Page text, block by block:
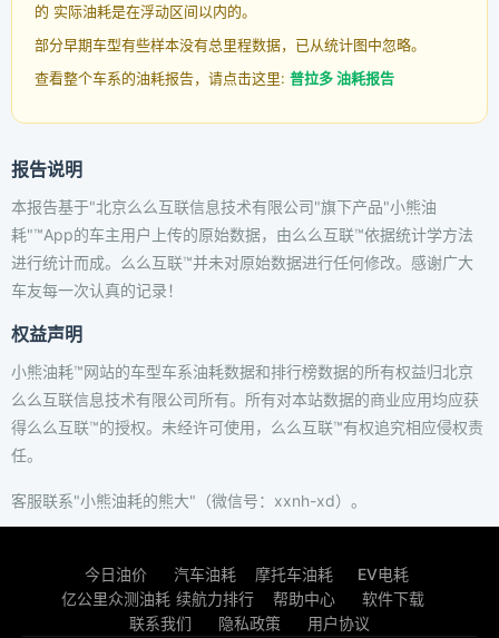
的 实际油耗是在浮动区间以内的。
部分早期车型有些样本没有总里程数据，已从统计图中忽略。
查看整个车系的油耗报告，请点击这里: 普拉多 油耗报告
报告说明
本报告基于"北京么么互联信息技术有限公司"旗下产品"小熊油
耗"™App的车主用户上传的原始数据，由么么互联™依据统计学方法
进行统计而成。么么互联™并未对原始数据进行任何修改。感谢广大
车友每一次认真的记录！
权益声明
小熊油耗™网站的车型车系油耗数据和排行榜数据的所有权益归北京
么么互联信息技术有限公司所有。所有对本站数据的商业应用均应获
得么么互联™的授权。未经许可使用，么么互联™有权追究相应侵权责
任。
客服联系"小熊油耗的熊大"（微信号：xxnh-xd）。
今日油价 汽车油耗 摩托车油耗
EV电耗
亿公里众测油耗 续航力排行 帮助中心
软件下载
联系我们
隐私政策 用户协议